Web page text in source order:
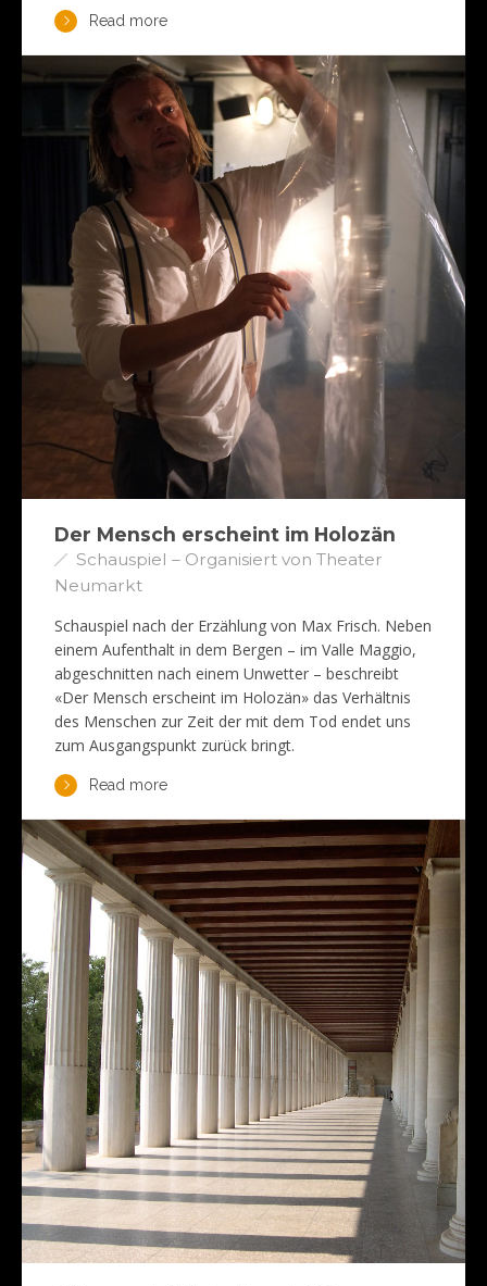
Read more
Der Mensch erscheint im Holozän
Schauspiel – Organisiert von Theater
Neumarkt
Schauspiel nach der Erzählung von Max Frisch. Neben
einem Aufenthalt in dem Bergen – im Valle Maggio,
abgeschnitten nach einem Unwetter – beschreibt
«Der Mensch erscheint im Holozän» das Verhältnis
des Menschen zur Zeit der mit dem Tod endet uns
zum Ausgangspunkt zurück bringt.
Read more